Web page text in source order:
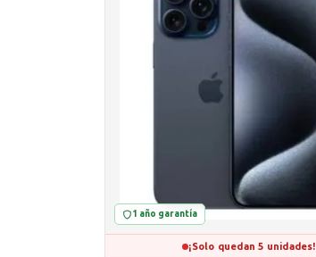
1 año garantía
¡Solo quedan 5 unidades!